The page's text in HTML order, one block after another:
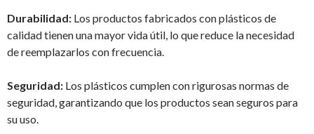
Durabilidad: Los productos fabricados con plásticos de
calidad tienen una mayor vida útil, lo que reduce la necesidad
de reemplazarlos con frecuencia.
Seguridad: Los plásticos cumplen con rigurosas normas de
seguridad, garantizando que los productos sean seguros para
su uso.